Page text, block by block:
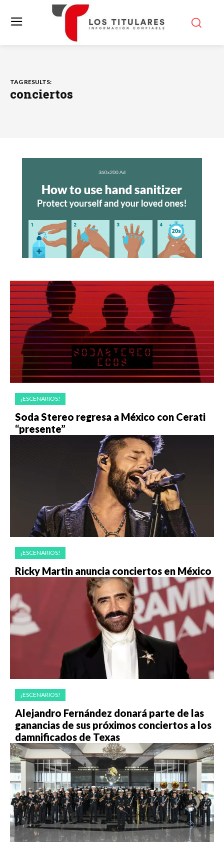
TAG RESULTS:
conciertos
¡ESCENARIOS!
Soda Stereo regresa a México con Cerati
“presente”
¡ESCENARIOS!
Ricky Martin anuncia conciertos en México
¡ESCENARIOS!
Alejandro Fernández donará parte de las
ganancias de sus próximos conciertos a los
damnificados de Texas